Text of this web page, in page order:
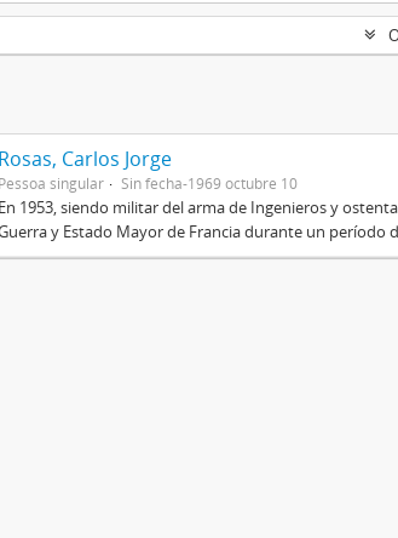
Rosas, Carlos Jorge
Pessoa singular Sin fecha-1969 octubre 10
En 1953, siendo militar del arma de Ingenieros y
y Estado Mayor de Francia durante un período